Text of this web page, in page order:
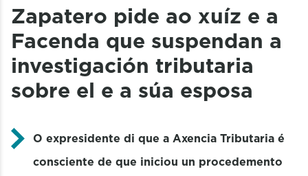
Zapatero pide ao xuíz e a
Facenda que suspendan a
investigación tributaria
sobre el e a súa esposa
O expresidente di que a Axencia Tributaria é
consciente de que iniciou un procedemento